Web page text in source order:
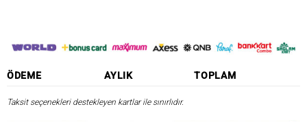
ÖDEME AYLIK TOPLAM
Taksit seçenekleri destekleyen kartlar ile sınırlıdır.